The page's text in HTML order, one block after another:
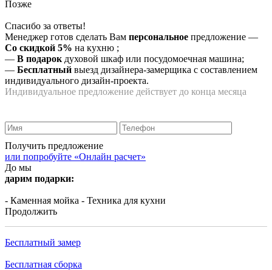
Позже
Спасибо за ответы!
Менеджер готов сделать Вам персональное предложение —
Со скидкой 5% на кухню ;
— В подарок духовой шкаф или посудомоечная машина;
— Бесплатный выезд дизайнера-замерщика с составлением
индивидуального дизайн-проекта.
Индивидуальное предложение действует до конца месяца
Получить предложение
или попробуйте «Онлайн расчет»
До мы
дарим подарки:
- Каменная мойка - Техника для кухни
Продолжить
Бесплатный замер
Бесплатная сборка